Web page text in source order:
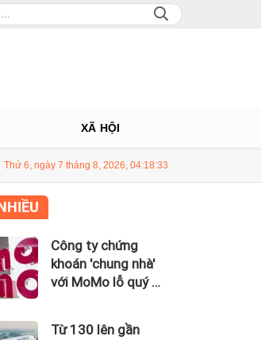
XÃ HỘI
Giá vàng hôm nay 8/7: Thị trường lặng sóng
Thứ 6, ngày 7 tháng 8, 2026, 04:18:34
Công ty chứng
khoán 'chung nhà'
với MoMo lỗ quý II
lũy kế gần 181 tỷ
đồng
Từ 130 lên gần